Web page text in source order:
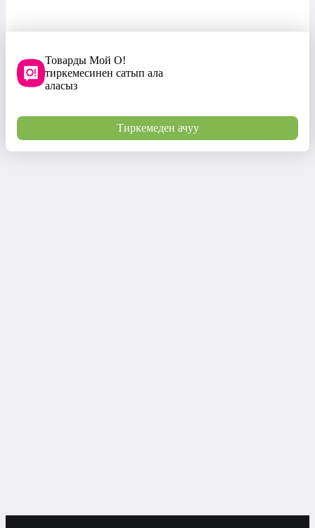
Товарды Мой О!
тиркемесинен сатып ала
аласыз
Тиркемеден ачуу